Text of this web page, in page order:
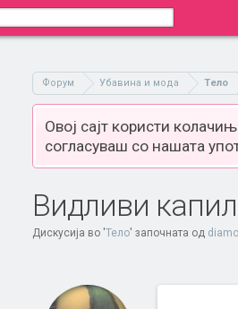
Форум Убавина и мода Тело
Овој сајт користи
согласуваш со нашата
Видливи
Дискусија во 'Тело' започната од